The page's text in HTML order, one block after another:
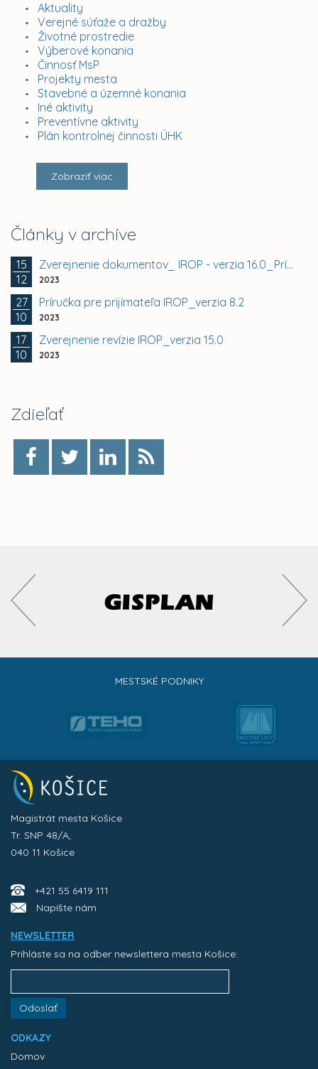
Aktuality
Verejné súťaže a dražby
Životné prostredie
Výberové konania
Činnosť MsP
Projekty mesta
Stavebné a územné konania
Iné aktivity
Preventívne aktivity
Plán kontrolnej činnosti ÚHK
Zobraziť viac
Články v archíve
15
12
Zverejnenie dokumentov_ IROP - verzia 16.0_Príručka...
2023
27
10
Príručka pre prijímateľa IROP_verzia 8.2
2023
17
10
Zverejnenie revízie IROP_verzia 15.0
2023
Zdieľať
MESTSKÉ PODNIKY
Magistrát mesta Košice
Tr. SNP 48/A,
040 11 Košice
+421 55 6419 111
Napíšte nám
NEWSLETTER
Prihláste sa na odber newslettera mesta Košice:
Odoslať
ODKAZY
Domov